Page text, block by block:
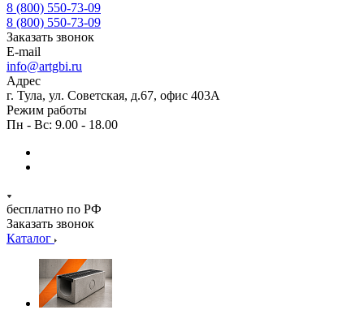
8 (800) 550-73-09
8 (800) 550-73-09
Заказать звонок
E-mail
info@artgbi.ru
Адрес
г. Тула, ул. Советская, д.67, офис 403А
Режим работы
Пн - Вс: 9.00 - 18.00
бесплатно по РФ
Заказать звонок
Каталог